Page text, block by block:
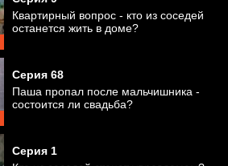
Квартирный вопрос - кто из соседей
останется жить в доме?
Серия 68
Паша пропал после мальчишника -
состоится ли свадьба?
Серия 1